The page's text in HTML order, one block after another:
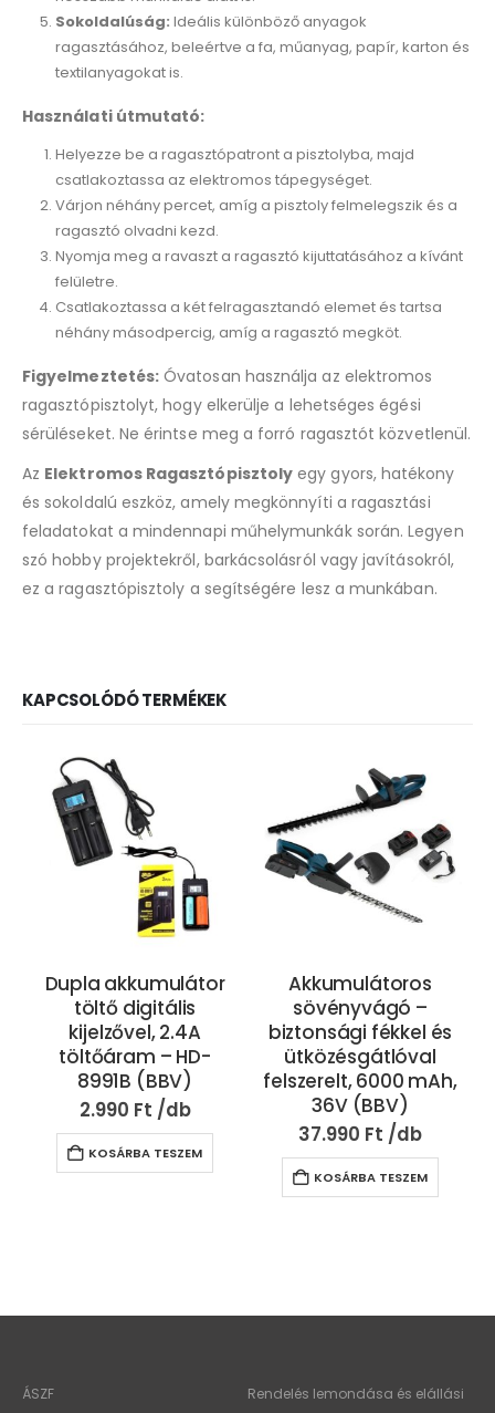
Sokoldalúság: Ideális különböző anyagok
ragasztásához, beleértve a fa, műanyag, papír, karton és
textilanyagokat is.
Használati útmutató:
Helyezze be a ragasztópatront a pisztolyba, majd
csatlakoztassa az elektromos tápegységet.
Várjon néhány percet, amíg a pisztoly felmelegszik és a
ragasztó olvadni kezd.
Nyomja meg a ravaszt a ragasztó kijuttatásához a kívánt
felületre.
Csatlakoztassa a két felragasztandó elemet és tartsa
néhány másodpercig, amíg a ragasztó megköt.
Figyelmeztetés: Óvatosan használja az elektromos
ragasztópisztolyt, hogy elkerülje a lehetséges égési
sérüléseket. Ne érintse meg a forró ragasztót közvetlenül.
Az Elektromos Ragasztópisztoly egy gyors, hatékony
és sokoldalú eszköz, amely megkönnyíti a ragasztási
feladatokat a mindennapi műhelymunkák során. Legyen
szó hobby projektekről, barkácsolásról vagy javításokról,
ez a ragasztópisztoly a segítségére lesz a munkában.
KAPCSOLÓDÓ TERMÉKEK
Dupla akkumulátor
töltő digitális
kijelzővel, 2.4A
töltőáram – HD-
8991B (BBV)
2.990 Ft
KOSÁRBA TESZEM
Akkumulátoros
sövényvágó –
biztonsági fékkel és
ütközésgátlóval
felszerelt, 6000 mAh,
36V (BBV)
37.990 Ft
KOSÁRBA TESZEM
ÁSZF
Rendelés lemondása és elállási